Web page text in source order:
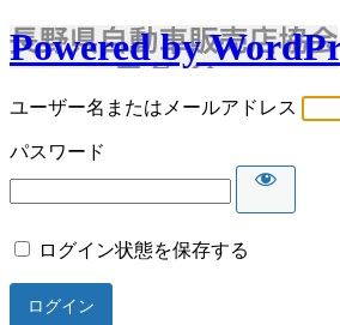
Powered by
ユーザー名またはメールアドレス
パスワード
ログイン状態を保存する